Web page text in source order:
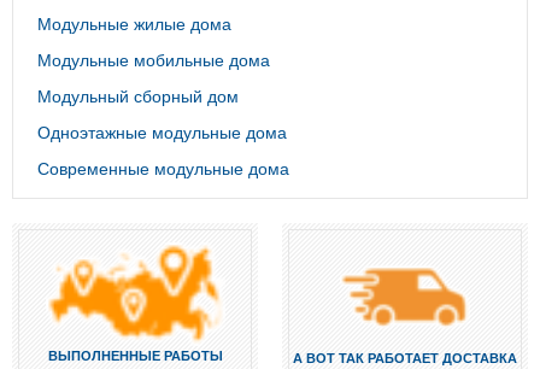
Модульные жилые дома
Модульные мобильные дома
Модульный сборный дом
Одноэтажные модульные дома
Современные модульные дома
ВЫПОЛНЕННЫЕ РАБОТЫ А ВОТ ТАК РАБОТАЕТ ДОСТАВКА